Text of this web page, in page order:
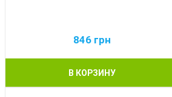
846 грн
В КОРЗИНУ